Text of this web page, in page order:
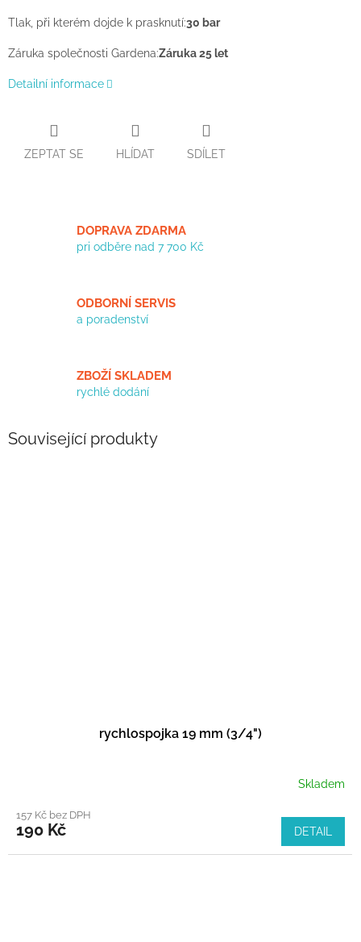
Tlak, při kterém dojde k prasknutí:30 bar
Záruka společnosti Gardena:Záruka 25 let
Detailní informace
ZEPTAT SE HLÍDAT SDÍLET
DOPRAVA ZDARMA
pri odběre nad 7 700 Kč
ODBORNÍ SERVIS
a poradenství
ZBOŽÍ SKLADEM
rychlé dodání
Související produkty
rychlospojka 19 mm (3/4")
Skladem
157 Kč bez DPH
190 Kč DETAIL